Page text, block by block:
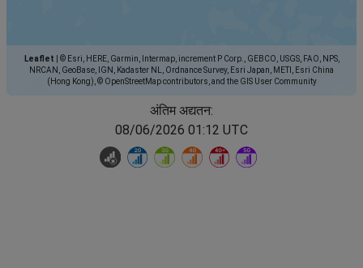
Leaflet
© Esri, HERE, Garmin, Intermap, increment P Corp., GEBCO, USGS, FAO, NPS,
NRCAN, GeoBase, IGN, Kadaster NL, Ordnance Survey, Esri Japan, METI, Esri China
(Hong Kong), © OpenStreetMap contributors, and the GIS User Community
अंतिम अद्यतन:
08/06/2026 01:12 UTC